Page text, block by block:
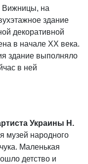
Вижницы, на
здание
декоративной
в начале XX века.
здание выполняло
в ней
Украины Н.
музей народного
Маленькая
детство и